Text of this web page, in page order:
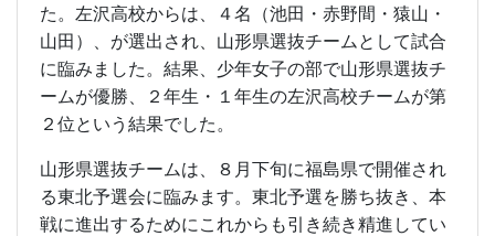
た。左沢高校からは、４名（池田・赤野間・猿山・
山田）、が選出され、山形県選抜チームとして試合
に臨みました。結果、少年女子の部で山形県選抜チ
ームが優勝、２年生・１年生の左沢高校チームが第
２位という結果でした。
山形県選抜チームは、８月下旬に福島県で開催され
る東北予選会に臨みます。東北予選を勝ち抜き、本
戦に進出するためにこれからも引き続き精進してい